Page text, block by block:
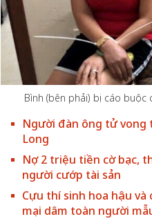
Bình (bên phải) bị cáo
Người đàn ông tử vong
Long
Nợ 2 triệu tiền cờ bạc,
người cướp tài sản
Cựu thí sinh hoa hậu
mại dâm toàn người